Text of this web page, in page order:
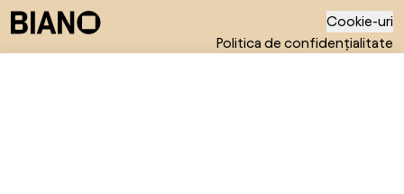
Cookie-uri
Politica de confidențialitate